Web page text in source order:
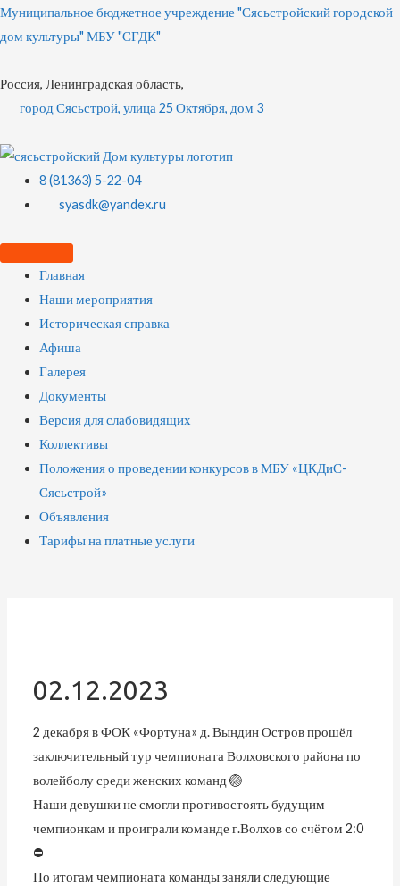
Муниципальное бюджетное учреждение "Сясьстройский городской
дом культуры" МБУ "СГДК"
Россия, Ленинградская область,
город Сясьстрой, улица 25 Октября, дом 3
8 (81363) 5-22-04
syasdk@yandex.ru
Главная
Наши мероприятия
Историческая справка
Афиша
Галерея
Документы
Версия для слабовидящих
Коллективы
Положения о проведении конкурсов в МБУ «ЦКДиС-
Сясьстрой»
Объявления
Тарифы на платные услуги
02.12.2023
2 декабря в ФОК «Фортуна» д. Вындин Остров прошёл
заключительный тур чемпионата Волховского района по
волейболу среди женских команд 🏐
Наши девушки не смогли противостоять будущим
чемпионкам и проиграли команде г.Волхов со счётом 2:0
⛔
По итогам чемпионата команды заняли следующие